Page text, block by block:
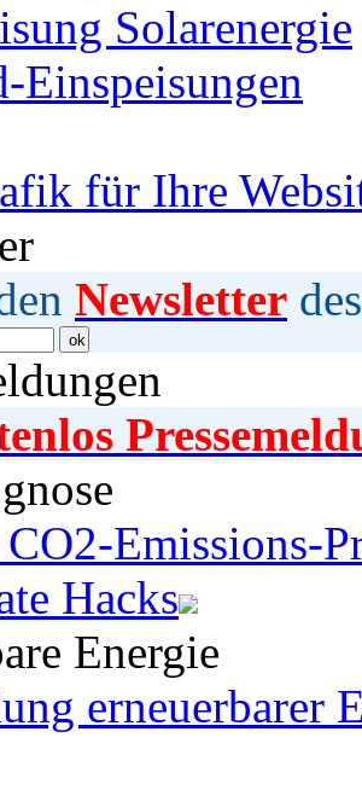
Solarenergie
Einspeisungen
für Ihre
Newsletter
Emissions-
Hacks
Energie
erneuerbarer